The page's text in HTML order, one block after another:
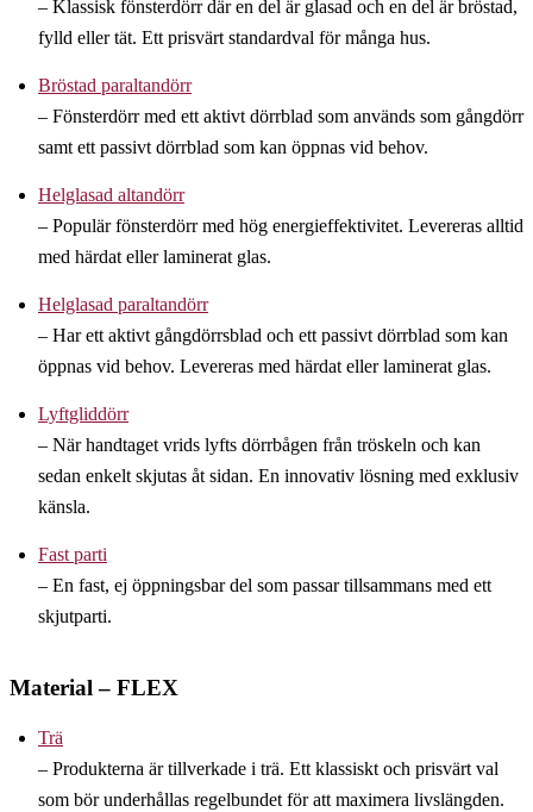
– Klassisk fönsterdörr där en del är glasad och en del är bröstad,
fylld eller tät. Ett prisvärt standardval för många hus.
Bröstad paraltandörr
– Fönsterdörr med ett aktivt dörrblad som används som gångdörr
samt ett passivt dörrblad som kan öppnas vid behov.
Helglasad altandörr
– Populär fönsterdörr med hög energieffektivitet. Levereras alltid
med härdat eller laminerat glas.
Helglasad paraltandörr
– Har ett aktivt gångdörrsblad och ett passivt dörrblad som kan
öppnas vid behov. Levereras med härdat eller laminerat glas.
Lyftgliddörr
– När handtaget vrids lyfts dörrbågen från tröskeln och kan
sedan enkelt skjutas åt sidan. En innovativ lösning med exklusiv
känsla.
Fast parti
– En fast, ej öppningsbar del som passar tillsammans med ett
skjutparti.
Material – FLEX
Trä
– Produkterna är tillverkade i trä. Ett klassiskt och prisvärt val
som bör underhållas regelbundet för att maximera livslängden.